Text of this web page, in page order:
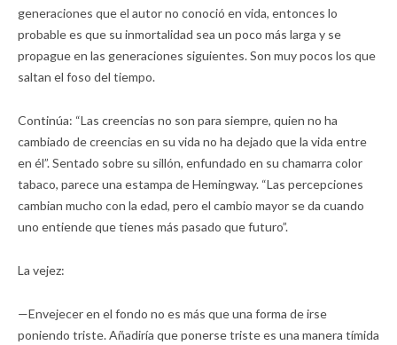
generaciones que el autor no conoció en vida, entonces lo
probable es que su inmortalidad sea un poco más larga y se
propague en las generaciones siguientes. Son muy pocos los que
saltan el foso del tiempo.
Continúa: “Las creencias no son para siempre, quien no ha
cambiado de creencias en su vida no ha dejado que la vida entre
en él”. Sentado sobre su sillón, enfundado en su chamarra color
tabaco, parece una estampa de Hemingway. “Las percepciones
cambian mucho con la edad, pero el cambio mayor se da cuando
uno entiende que tienes más pasado que futuro”.
La vejez:
—Envejecer en el fondo no es más que una forma de irse
poniendo triste. Añadiría que ponerse triste es una manera tímida